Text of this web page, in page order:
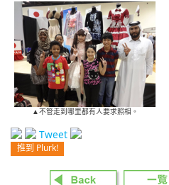
▲不管走到哪里都有人要求照相。
Tweet
推到 Plurk!